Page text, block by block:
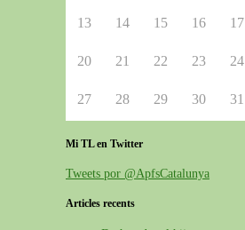
13 14 15 16 17
20 21 22 23 24
27 28 29 30 31
Mi TL en Twitter
Tweets por @ApfsCatalunya
Articles recents